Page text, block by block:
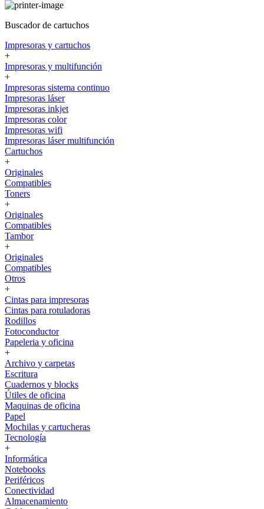
Buscador de cartuchos
Impresoras y cartuchos
+
Impresoras y multifunción
+
Impresoras sistema continuo
Impresoras láser
Impresoras inkjet
Impresoras color
Impresoras wifi
Impresoras láser multifunción
Cartuchos
+
Originales
Compatibles
Toners
+
Originales
Compatibles
Tambor
+
Originales
Compatibles
Otros
+
Cintas para impresoras
Cintas para rotuladoras
Rodillos
Fotoconductor
Papeleria y oficina
+
Archivo y carpetas
Escritura
Cuadernos y blocks
Útiles de oficina
Maquinas de oficina
Papel
Mochilas y cartucheras
Tecnología
+
Informática
Notebooks
Periféricos
Conectividad
Almacenamiento